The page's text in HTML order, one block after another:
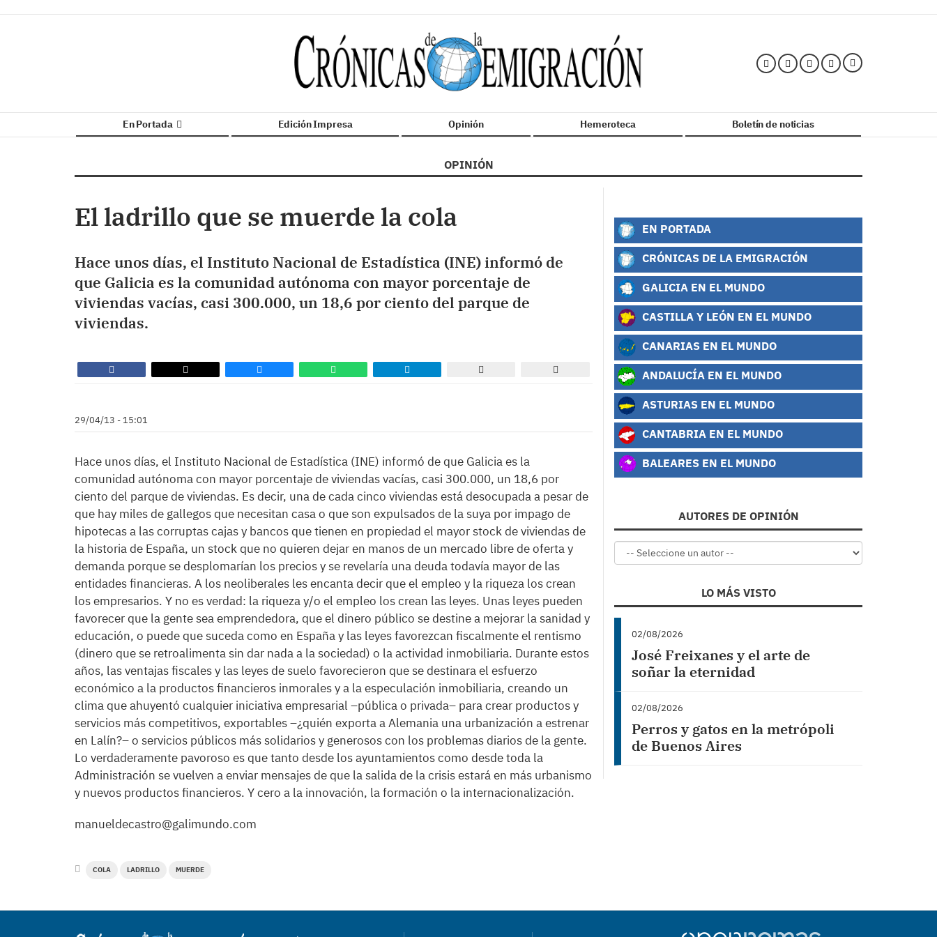
En Portada Edición Impresa Opinión Hemeroteca Boletín de noticias
OPINIÓN
El ladrillo que se muerde la cola
Hace unos días, el Instituto Nacional de Estadística (INE) informó de
que Galicia es la comunidad autónoma con mayor porcentaje de
viviendas vacías, casi 300.000, un 18,6 por ciento del parque de
viviendas.
29/04/13 - 15:01
Hace unos días, el Instituto Nacional de Estadística (INE) informó de que Galicia es la
comunidad autónoma con mayor porcentaje de viviendas vacías, casi 300.000, un 18,6 por
ciento del parque de viviendas. Es decir, una de cada cinco viviendas está desocupada a pesar de
que hay miles de gallegos que necesitan casa o que son expulsados de la suya por impago de
hipotecas a las corruptas cajas y bancos que tienen en propiedad el mayor stock de viviendas de
la historia de España, un stock que no quieren dejar en manos de un mercado libre de oferta y
demanda porque se desplomarían los precios y se revelaría una deuda todavía mayor de las
entidades financieras. A los neoliberales les encanta decir que el empleo y la riqueza los crean
los empresarios. Y no es verdad: la riqueza y/o el empleo los crean las leyes. Unas leyes pueden
favorecer que la gente sea emprendedora, que el dinero público se destine a mejorar la sanidad y
educación, o puede que suceda como en España y las leyes favorezcan fiscalmente el rentismo
(dinero que se retroalimenta sin dar nada a la sociedad) o la actividad inmobiliaria. Durante estos
años, las ventajas fiscales y las leyes de suelo favorecieron que se destinara el esfuerzo
económico a la productos financieros inmorales y a la especulación inmobiliaria, creando un
clima que ahuyentó cualquier iniciativa empresarial –pública o privada– para crear productos y
servicios más competitivos, exportables –¿quién exporta a Alemania una urbanización a estrenar
en Lalín?– o servicios públicos más solidarios y generosos con los problemas diarios de la gente.
Lo verdaderamente pavoroso es que tanto desde los ayuntamientos como desde toda la
Administración se vuelven a enviar mensajes de que la salida de la crisis estará en más urbanismo
y nuevos productos financieros. Y cero a la innovación, la formación o la internacionalización.
manueldecastro@galimundo.com
COLA LADRILLO MUERDE
EN PORTADA
CRÓNICAS DE LA EMIGRACIÓN
GALICIA EN EL MUNDO
CASTILLA Y LEÓN EN EL MUNDO
CANARIAS EN EL MUNDO
ANDALUCÍA EN EL MUNDO
ASTURIAS EN EL MUNDO
CANTABRIA EN EL MUNDO
BALEARES EN EL MUNDO
AUTORES DE OPINIÓN
LO MÁS VISTO
02/08/2026
José Freixanes y el arte de
soñar la eternidad
02/08/2026
Perros y gatos en la metrópoli
de Buenos Aires